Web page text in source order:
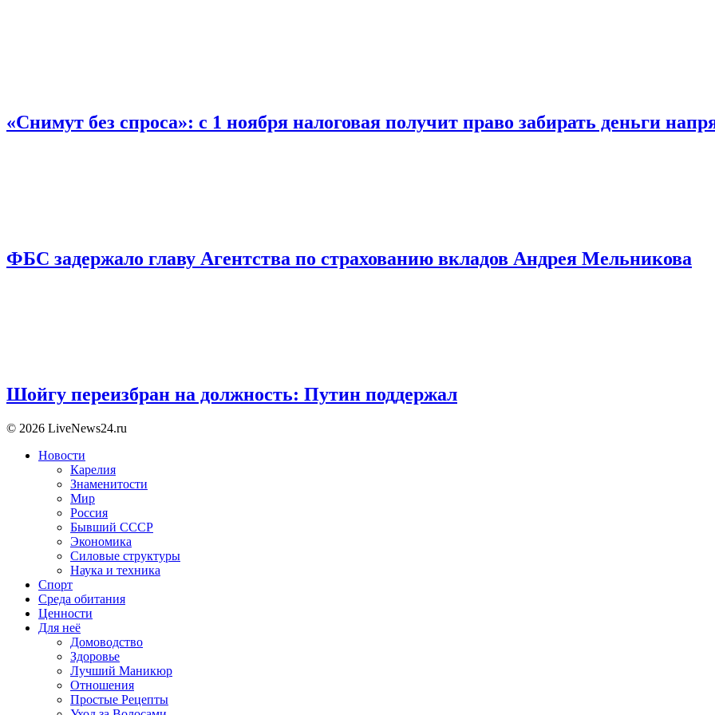
«Снимут без спроса»: с 1 ноября налоговая получит право забирать деньги
ФБС задержало главу Агентства по страхованию вкладов Андрея Мельникова
Шойгу переизбран на должность: Путин поддержал
© 2026 LiveNews24.ru
Новости
Карелия
Знаменитости
Мир
Россия
Бывший СССР
Экономика
Силовые структуры
Наука и техника
Спорт
Среда обитания
Ценности
Для неё
Домоводство
Здоровье
Лучший Маникюр
Отношения
Простые Рецепты